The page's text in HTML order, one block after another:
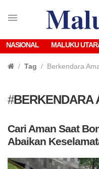
NASIONAL MALUKU
Tag Berkendara
#BERKENDARA
Cari Aman Saat
Abaikan